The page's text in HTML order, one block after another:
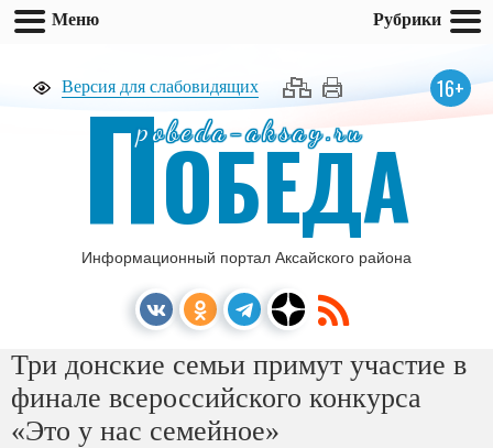
Версия для слабовидящих 16+
pobeda-aksay.ru
ПОБЕДА
Информационный портал Аксайского района
Три донские семьи примут участие в
финале всероссийского конкурса
«Это у нас семейное»
Меню Рубрики